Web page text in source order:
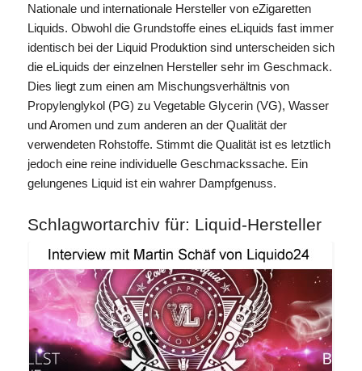
Nationale und internationale Hersteller von eZigaretten
Liquids. Obwohl die Grundstoffe eines eLiquids fast immer
identisch bei der Liquid Produktion sind unterscheiden sich
die eLiquids der einzelnen Hersteller sehr im Geschmack.
Dies liegt zum einen am Mischungsverhältnis von
Propylenglykol (PG) zu Vegetable Glycerin (VG), Wasser
und Aromen und zum anderen an der Qualität der
verwendeten Rohstoffe. Stimmt die Qualität ist es letztlich
jedoch eine reine individuelle Geschmackssache. Ein
gelungenes Liquid ist ein wahrer Dampfgenuss.
Schlagwortarchiv für: Liquid-Hersteller